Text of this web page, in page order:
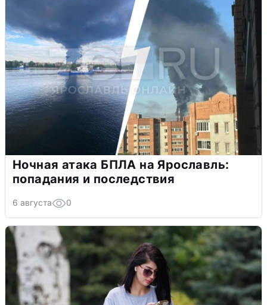
Ночная атака БПЛА на Ярославль:
попадания и последствия
6 августа 0